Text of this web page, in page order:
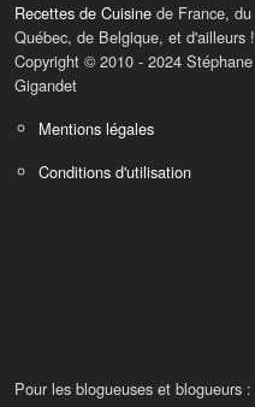
Recettes de Cuisine de France, du
Québec, de Belgique, et d'ailleurs !
Copyright © 2010 - 2024 Stéphane
Gigandet
Mentions légales
Conditions d'utilisation
Pour les blogueuses et blogueurs :